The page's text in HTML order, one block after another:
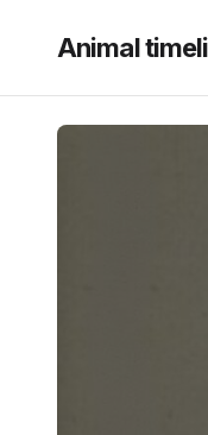
Animal